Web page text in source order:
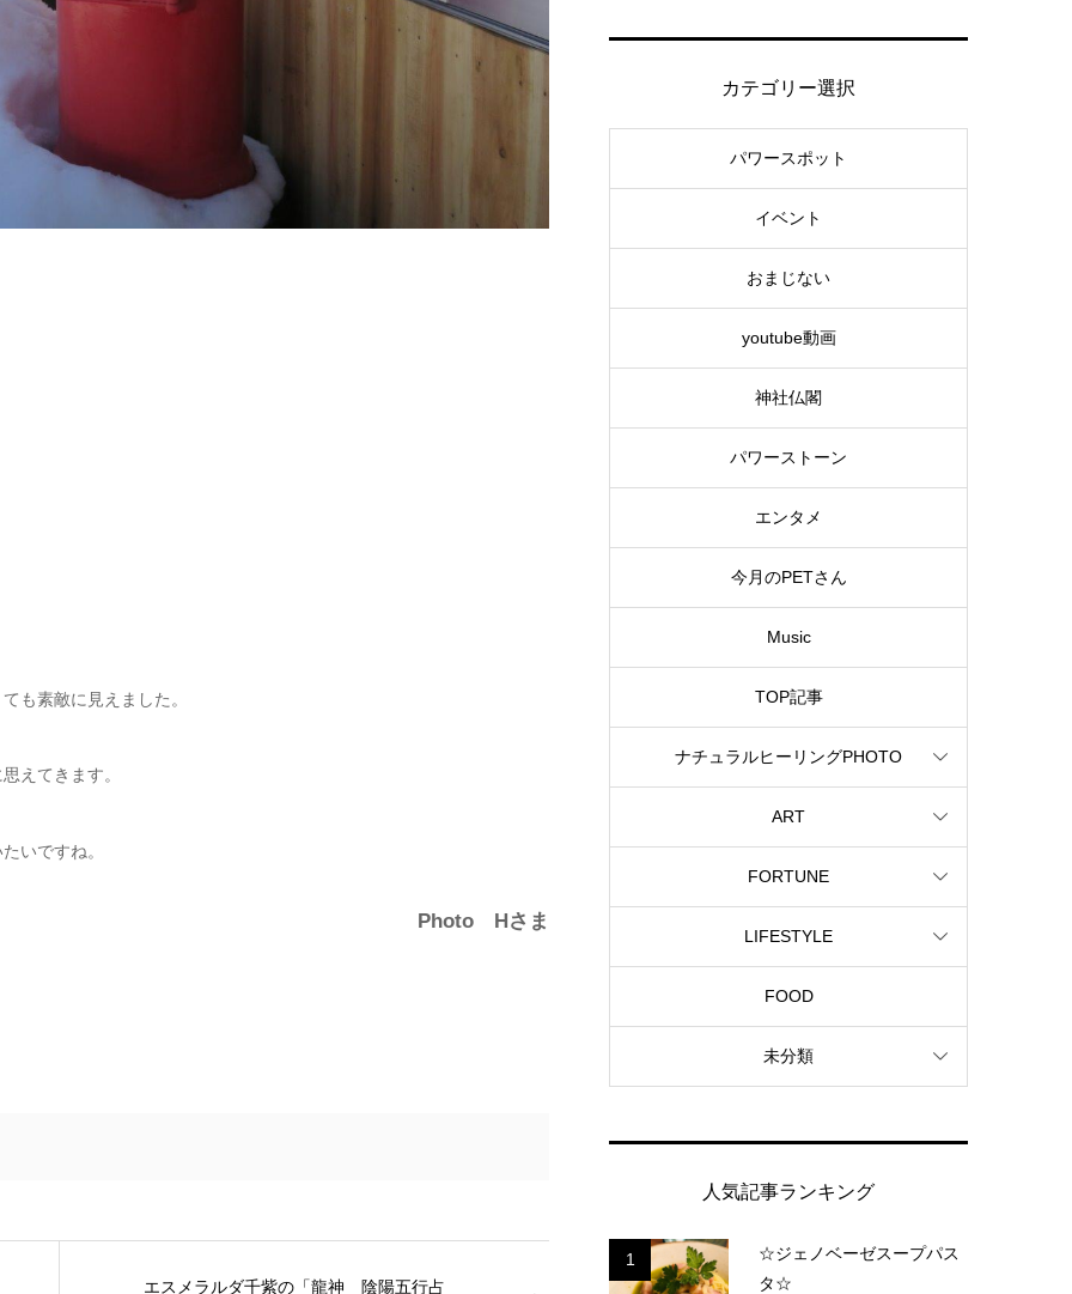
も素敵に見えました。
えてきます。
いですね。
Photo Hさま
エスメラルダ千紫の「龍神 陰陽五行占
カテゴリー選択
パワースポット
イベント
おまじない
youtube動画
神社仏閣
パワーストーン
エンタメ
今月のPETさん
Music
TOP記事
ナチュラルヒーリングPHOTO
ART
FORTUNE
LIFESTYLE
FOOD
未分類
人気記事ランキング
1
☆ジェノベーゼスープパス
タ☆